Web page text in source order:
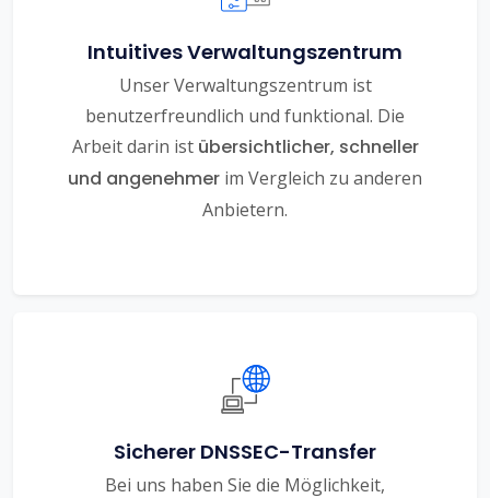
Intuitives Verwaltungszentrum
Unser Verwaltungszentrum ist
benutzerfreundlich und funktional. Die
Arbeit darin ist übersichtlicher, schneller
und angenehmer im Vergleich zu anderen
Anbietern.
Sicherer DNSSEC-Transfer
Bei uns haben Sie die Möglichkeit,